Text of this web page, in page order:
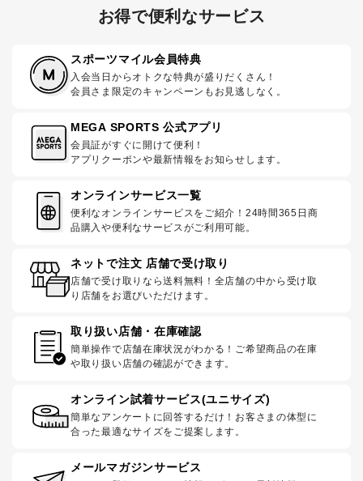
お得で便利なサービス
スポーツマイル会員特典
入会当日からオトクな特典が盛りだくさん！
会員さま限定のキャンペーンもお見逃しなく。
MEGA SPORTS 公式アプリ
会員証がすぐに開けて便利！
アプリクーポンや最新情報をお知らせします。
オンラインサービス一覧
便利なオンラインサービスをご紹介！24時間365日商
品購入や便利なサービスがご利用可能。
ネットで注文 店舗で受け取り
店舗で受け取りなら送料無料！全店舗の中から受け取
り店舗をお選びいただけます。
取り扱い店舗・在庫確認
簡単操作で店舗在庫状況がわかる！ご希望商品の在庫
や取り扱い店舗の確認ができます。
オンライン試着サービス(ユニサイズ)
簡単なアンケートに回答するだけ！お客さまの体型に
合った最適なサイズをご提案します。
メールマガジンサービス